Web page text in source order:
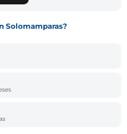
Solomamparas?